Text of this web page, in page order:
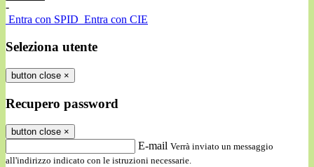
-
Entra con SPID Entra con CIE
Seleziona utente
button close ×
Recupero password
button close ×
E-mail Verrà inviato un messaggio
all'indirizzo indicato con le istruzioni necessarie.